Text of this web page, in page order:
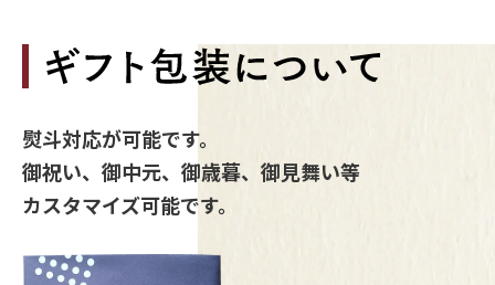
熨斗対応が可能です。
御祝い、御中元、御歳暮、御見舞い等
カスタマイズ可能です。